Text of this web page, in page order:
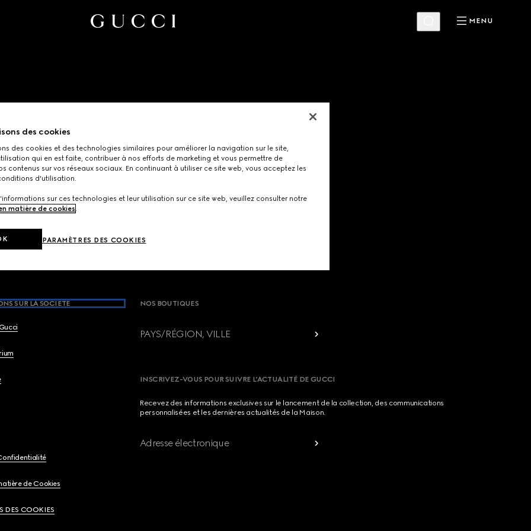
MENU
SUR LA SOCIETE
de Cookies
DES COOKIES
NOS BOUTIQUES
PAYS/RÉGION, VILLE
INSCRIVEZ-VOUS POUR SUIVRE L’ACTUALITÉ DE GUCCI
Recevez des informations exclusives sur le lancement de la collection, des communications
personnalisées et les dernières actualités de la Maison.
Adresse électronique
des cookies
des cookies et des technologies similaires pour améliorer la navigation sur le site,
qui en est faite, contribuer à nos efforts de marketing et vous permettre de
contenus sur vos réseaux sociaux. En continuant à utiliser ce site web, vous acceptez les
d'utilisation.
sur ces technologies et leur utilisation sur ce site web, veuillez consulter notre
matière de cookies
PARAMÈTRES DES COOKIES